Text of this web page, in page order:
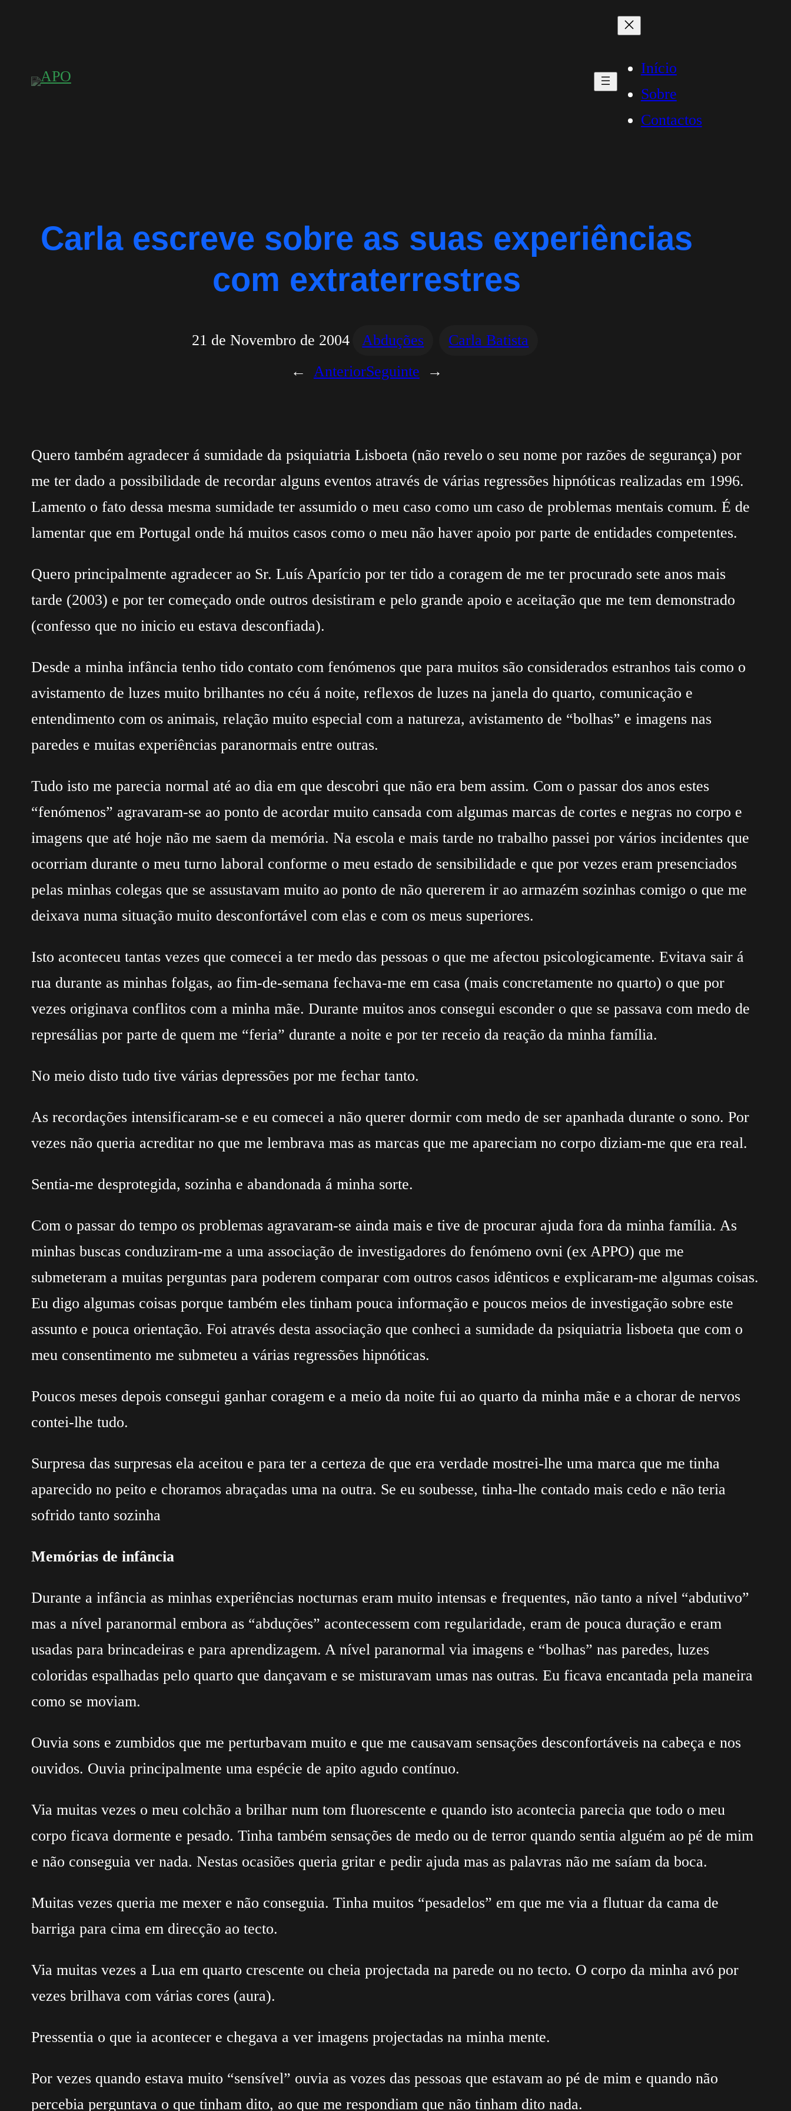
Início
Sobre
Contactos
Carla escreve sobre as suas experiências
com extraterrestres
21 de Novembro de 2004 Abduções
Carla Batista
←
AnteriorSeguinte →
Quero também agradecer á sumidade da psiquiatria Lisboeta (não revelo o seu nome por razões de segurança) por
me ter dado a possibilidade de recordar alguns eventos através de várias regressões hipnóticas realizadas em 1996.
Lamento o fato dessa mesma sumidade ter assumido o meu caso como um caso de problemas mentais comum. É de
lamentar que em Portugal onde há muitos casos como o meu não haver apoio por parte de entidades competentes.
Quero principalmente agradecer ao Sr. Luís Aparício por ter tido a coragem de me ter procurado sete anos mais
tarde (2003) e por ter começado onde outros desistiram e pelo grande apoio e aceitação que me tem demonstrado
(confesso que no inicio eu estava desconfiada).
Desde a minha infância tenho tido contato com fenómenos que para muitos são considerados estranhos tais como o
avistamento de luzes muito brilhantes no céu á noite, reflexos de luzes na janela do quarto, comunicação e
entendimento com os animais, relação muito especial com a natureza, avistamento de “bolhas” e imagens nas
paredes e muitas experiências paranormais entre outras.
Tudo isto me parecia normal até ao dia em que descobri que não era bem assim. Com o passar dos anos estes
“fenómenos” agravaram-se ao ponto de acordar muito cansada com algumas marcas de cortes e negras no corpo e
imagens que até hoje não me saem da memória. Na escola e mais tarde no trabalho passei por vários incidentes que
ocorriam durante o meu turno laboral conforme o meu estado de sensibilidade e que por vezes eram presenciados
pelas minhas colegas que se assustavam muito ao ponto de não quererem ir ao armazém sozinhas comigo o que me
deixava numa situação muito desconfortável com elas e com os meus superiores.
Isto aconteceu tantas vezes que comecei a ter medo das pessoas o que me afectou psicologicamente. Evitava sair á
rua durante as minhas folgas, ao fim-de-semana fechava-me em casa (mais concretamente no quarto) o que por
vezes originava conflitos com a minha mãe. Durante muitos anos consegui esconder o que se passava com medo de
represálias por parte de quem me “feria” durante a noite e por ter receio da reação da minha família.
No meio disto tudo tive várias depressões por me fechar tanto.
As recordações intensificaram-se e eu comecei a não querer dormir com medo de ser apanhada durante o sono. Por
vezes não queria acreditar no que me lembrava mas as marcas que me apareciam no corpo diziam-me que era real.
Sentia-me desprotegida, sozinha e abandonada á minha sorte.
Com o passar do tempo os problemas agravaram-se ainda mais e tive de procurar ajuda fora da minha família. As
minhas buscas conduziram-me a uma associação de investigadores do fenómeno ovni (ex APPO) que me
submeteram a muitas perguntas para poderem comparar com outros casos idênticos e explicaram-me algumas coisas.
Eu digo algumas coisas porque também eles tinham pouca informação e poucos meios de investigação sobre este
assunto e pouca orientação. Foi através desta associação que conheci a sumidade da psiquiatria lisboeta que com o
meu consentimento me submeteu a várias regressões hipnóticas.
Poucos meses depois consegui ganhar coragem e a meio da noite fui ao quarto da minha mãe e a chorar de nervos
contei-lhe tudo.
Surpresa das surpresas ela aceitou e para ter a certeza de que era verdade mostrei-lhe uma marca que me tinha
aparecido no peito e choramos abraçadas uma na outra. Se eu soubesse, tinha-lhe contado mais cedo e não teria
sofrido tanto sozinha
Memórias de infância
Durante a infância as minhas experiências nocturnas eram muito intensas e frequentes, não tanto a nível “abdutivo”
mas a nível paranormal embora as “abduções” acontecessem com regularidade, eram de pouca duração e eram
usadas para brincadeiras e para aprendizagem. A nível paranormal via imagens e “bolhas” nas paredes, luzes
coloridas espalhadas pelo quarto que dançavam e se misturavam umas nas outras. Eu ficava encantada pela maneira
como se moviam.
Ouvia sons e zumbidos que me perturbavam muito e que me causavam sensações desconfortáveis na cabeça e nos
ouvidos. Ouvia principalmente uma espécie de apito agudo contínuo.
Via muitas vezes o meu colchão a brilhar num tom fluorescente e quando isto acontecia parecia que todo o meu
corpo ficava dormente e pesado. Tinha também sensações de medo ou de terror quando sentia alguém ao pé de mim
e não conseguia ver nada. Nestas ocasiões queria gritar e pedir ajuda mas as palavras não me saíam da boca.
Muitas vezes queria me mexer e não conseguia. Tinha muitos “pesadelos” em que me via a flutuar da cama de
barriga para cima em direcção ao tecto.
Via muitas vezes a Lua em quarto crescente ou cheia projectada na parede ou no tecto. O corpo da minha avó por
vezes brilhava com várias cores (aura).
Pressentia o que ia acontecer e chegava a ver imagens projectadas na minha mente.
Por vezes quando estava muito “sensível” ouvia as vozes das pessoas que estavam ao pé de mim e quando não
percebia perguntava o que tinham dito, ao que me respondiam que não tinham dito nada.